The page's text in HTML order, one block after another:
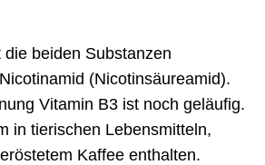
beiden Substanzen
(Nicotinsäureamid).
Vitamin B3 ist noch geläufig.
in tierischen Lebensmitteln,
Kaffee enthalten.